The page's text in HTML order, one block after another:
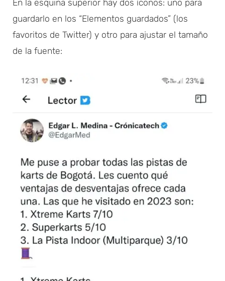
En la esquina superior hay dos íconos: uno para
guardarlo en los “Elementos guardados” (los
favoritos de Twitter) y otro para ajustar el tamaño
de la fuente: